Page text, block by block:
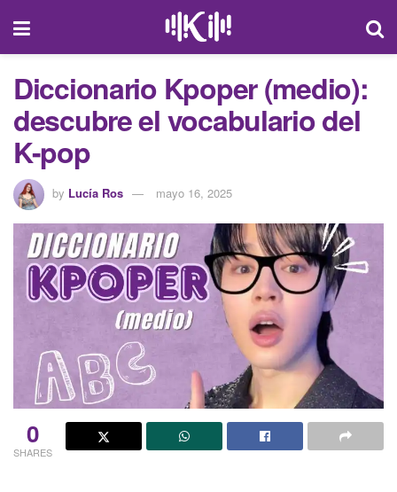
Diccionario Kpoper (medio):
descubre el vocabulario del
K-pop
by Lucía Ros mayo 16, 2025
0
SHARES